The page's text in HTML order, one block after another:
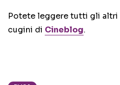
Potete leggere tutti gli altri
cugini di Cineblog.